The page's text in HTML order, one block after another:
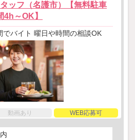
ッフ（名護市）【無料駐車
～OK】
バイト 曜日や時間の相談OK
動画あり WEB応募可